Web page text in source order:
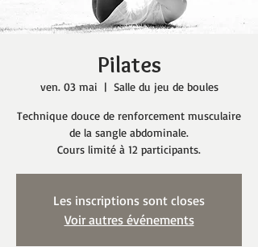
Pilates
ven. 03 mai
  |
Salle du jeu de boules
Technique douce de renforcement musculaire
de la sangle abdominale.
Cours limité à 12 participants.
Les inscriptions sont closes
Voir autres événements